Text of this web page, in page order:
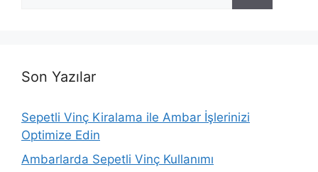
Son Yazılar
Sepetli Vinç Kiralama ile Ambar İşlerinizi
Optimize Edin
Ambarlarda Sepetli Vinç Kullanımı